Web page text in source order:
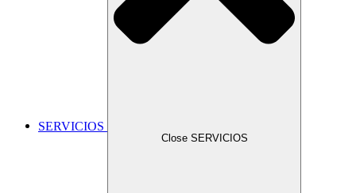
SERVICIOS
Close SERVICIOS